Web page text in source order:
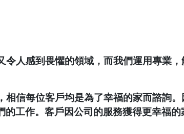
令人感到畏懼的領域，而我們運用專業
相信每位客戶均是為了幸福的家而諮詢
的工作。客戶因公司的服務獲得更幸福